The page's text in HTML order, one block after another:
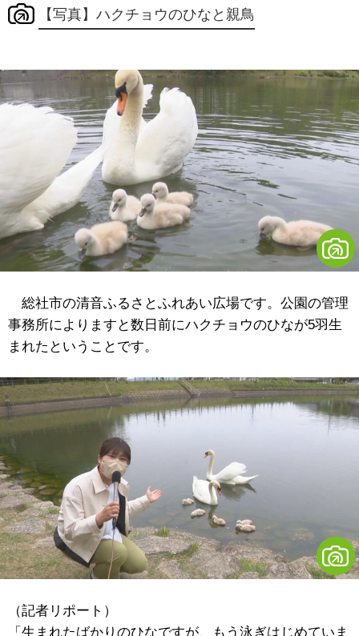
【写真】ハクチョウのひなと親鳥
総社市の清音ふるさとふれあい広場です。公園の管理
事務所によりますと数日前にハクチョウのひなが5羽生
まれたということです。
（記者リポート）
「生まれたばかりのひなですが、もう泳ぎはじめていま